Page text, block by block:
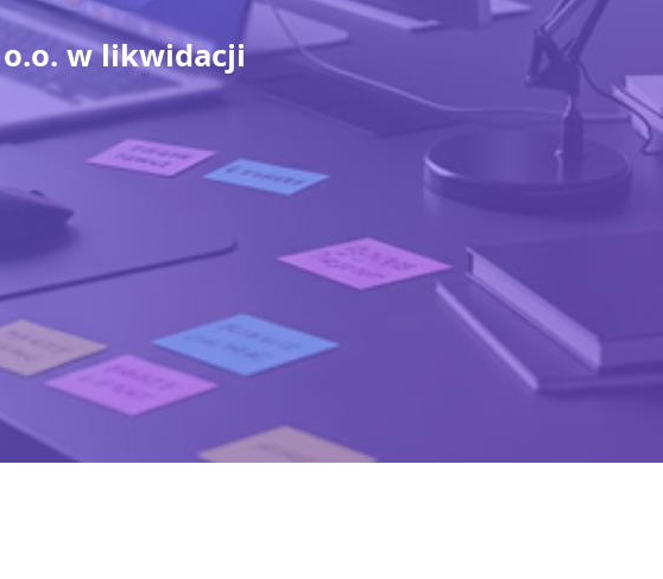
o.o. w likwidacji